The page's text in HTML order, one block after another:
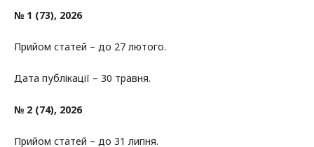
№ 1 (73), 2026
Прийом статей – до 27 лютого.
Дата публікації – 30 травня.
№ 2 (74), 2026
Прийом статей – до 31 липня.